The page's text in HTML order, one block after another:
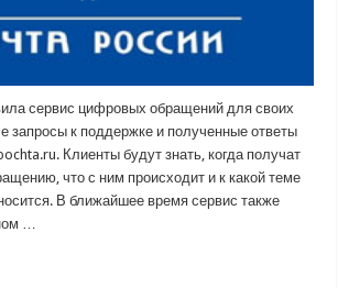
сервис цифровых обращений для своих
запросы к поддержке и полученные ответы
Клиенты будут знать, когда получат
что с ним происходит и к какой теме
В ближайшее время сервис также
…